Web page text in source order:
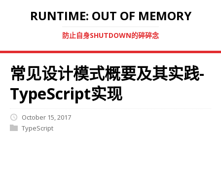
RUNTIME: OUT OF MEMORY
防止自身SHUTDOWN的碎碎念
常见设计模式概要及其实践-
TypeScript实现
October 15, 2017
TypeScript